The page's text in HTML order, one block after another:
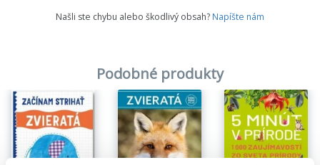
Našli ste chybu alebo škodlivý obsah? Napíšte nám
Podobné produkty